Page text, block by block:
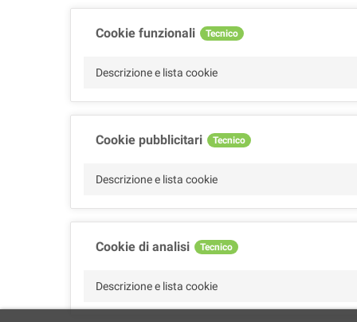
Cookie funzionali Tecnico
Descrizione e lista cookie
Cookie pubblicitari Tecnico
Descrizione e lista cookie
Cookie di analisi Tecnico
Descrizione e lista cookie